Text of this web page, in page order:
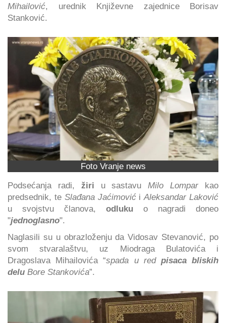
Mihailović, urednik Književne zajednice Borisav
Stanković.
Foto Vranje news
Podsećanja radi, žiri u sastavu Milo Lompar kao
predsednik, te Slađana JaćimovićiAleksandar Laković
u svojstvu članova, odluku o nagradi doneo
"jednoglasno".
Naglasili su u obrazloženju da Vidosav Stevanović, po
svom stvaralaštvu, uz Miodraga Bulatovića i
Dragoslava Mihailovića “spada u red pisaca bliskih
delu Bore Stankovića”.